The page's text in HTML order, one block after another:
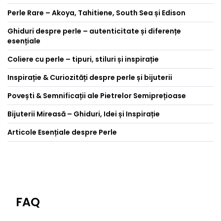
Perle Rare – Akoya, Tahitiene, South Sea și Edison
Ghiduri despre perle – autenticitate și diferențe
esențiale
Coliere cu perle – tipuri, stiluri și inspirație
Inspirație & Curiozități despre perle și bijuterii
Povești & Semnificații ale Pietrelor Semiprețioase
Bijuterii Mireasă – Ghiduri, Idei și Inspirație
Articole Esențiale despre Perle
FAQ